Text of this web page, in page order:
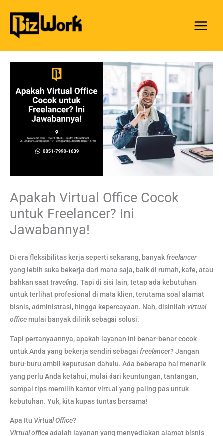
content
Apakah Virtual Office Cocok
untuk Freelancer? Ini
Jawabannya!
Di era fleksibilitas kerja seperti sekarang, banyakfreelancer
yang lebih suka bekerja dari mana saja, baik di rumah, kafe, atau
bahkan saattraveling. Tapi di sisi lain, tetap ada kebutuhan
untuk terlihat profesional di mata klien, terutama soal alamat
bisnis, administrasi, hingga kepercayaan. Nah, disinilah virtual
office mulai banyak dilirik sebagai solusi.
Tapi pertanyaannya, apakah layanan ini benar-benar cocok
untuk Anda yang bekerja sendiri sebagai freelancer? Jangan
buru-buru ambil keputusan dahulu. Ada beberapa hal menarik
yang perlu Anda ketahui, mulai dari keuntungan, tantangan,
sampai tips memilih kantor virtual yang paling pas untuk
kebutuhan. Yuk, kita kupas tuntas bersama!
Apa Itu Virtual Office?
Virtual officeadalah layanan yang menyediakan alamat bisnis